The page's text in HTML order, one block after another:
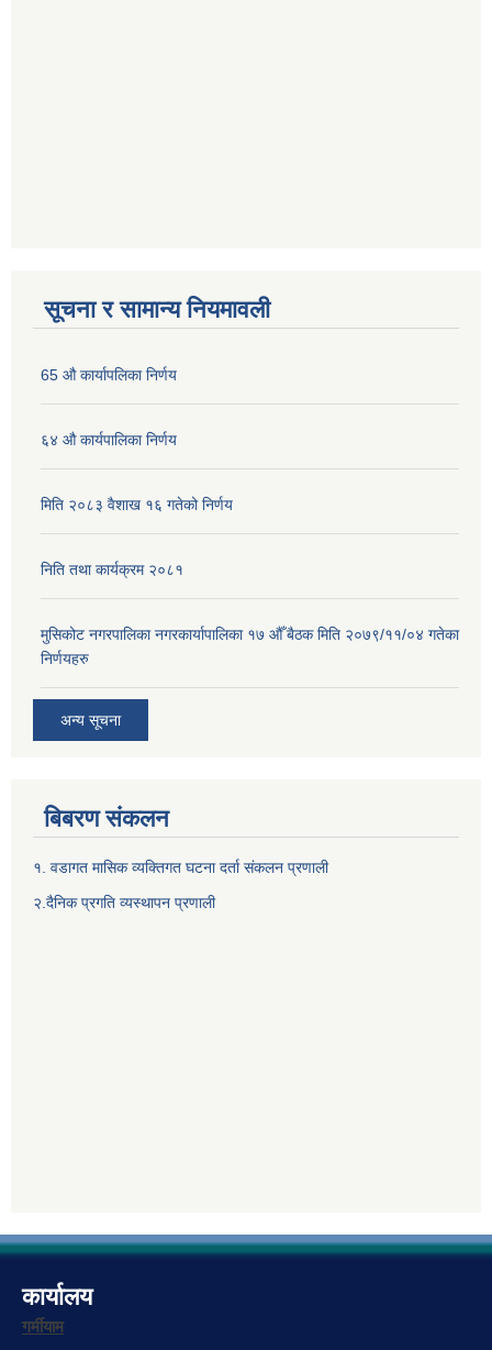
सूचना र सामान्य नियमावली
65 औ कार्यापलिका निर्णय
६४ औ कार्यपालिका निर्णय
मिति २०८३ वैशाख १६ गतेको निर्णय
निति तथा कार्यक्रम २०८१
मुसिकोट नगरपालिका नगरकार्यापालिका १७ औँ बैठक मिति २०७९/११/०४ गतेका
निर्णयहरु
अन्य सूचना
बिबरण संकलन
१. वडागत मासिक व्यक्तिगत घटना दर्ता संकलन प्रणाली
२.दैनिक प्रगति व्यस्थापन प्रणाली
कार्यालय
गर्मीयाम